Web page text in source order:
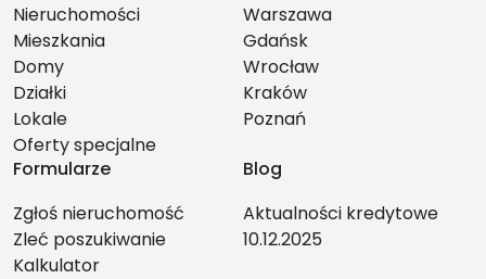
Nieruchomości
Mieszkania
Domy
Działki
Lokale
Oferty specjalne
Warszawa
Gdańsk
Wrocław
Kraków
Poznań
Formularze
Zgłoś nieruchomość
Zleć poszukiwanie
Kalkulator
Blog
Aktualności kredytowe
10.12.2025